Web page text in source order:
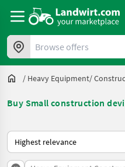
Browse offers
/ Heavy Equipment/
Buy Small construction
This is how sorting works on